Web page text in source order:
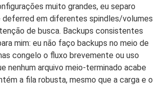
muito grandes, eu separo
deferred em diferentes spindles/volumes
de busca. Backups consistentes
mim: eu não faço backups no meio de
congelo o fluxo brevemente ou uso
nenhum arquivo meio-terminado acabe
a fila robusta, mesmo que a carga e o